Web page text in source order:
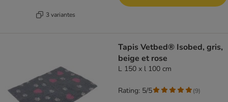
3 variantes
Tapis Vetbed® Isobed, gris,
beige et rose
L 150 x l 100 cm
Rating: 5/5 (9)